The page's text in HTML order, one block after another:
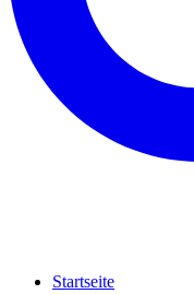
Startseite